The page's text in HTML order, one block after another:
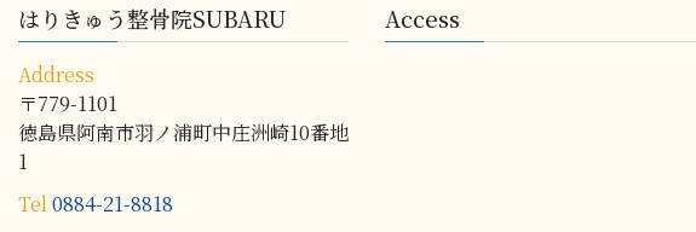
はりきゅう整骨院SUBARU
Address
〒779-1101
徳島県阿南市羽ノ浦町中庄洲崎10番地
1
Tel0884-21-8818
Access